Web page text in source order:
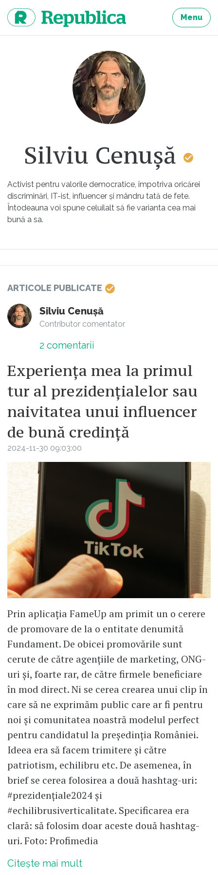
continut
Menu
Silviu Cenuşă
Activist pentru valorile democratice, împotriva oricărei
discriminări, IT-ist, influencer şi mândru tată de fete.
Întodeauna voi spune celuilalt să fie varianta cea mai
bună a sa.
ARTICOLE PUBLICATE
Silviu Cenuşă
Contributor comentator
2 comentarii
Experienţa mea la primul
tur al prezidenţialelor sau
naivitatea unui influencer
de bună credinţă
2024-11-30 09:03:00
Prin aplicația FameUp am primit un o cerere
de promovare de la o entitate denumită
Fundament. De obicei promovările sunt
cerute de către agențiile de marketing, ONG-
uri și, foarte rar, de către firmele beneficiare
în mod direct. Ni se cerea crearea unui clip în
care să ne exprimăm public care ar fi pentru
noi și comunitatea noastră modelul perfect
pentru candidatul la președinția României.
Ideea era să facem trimitere și către
patriotism, echilibru etc. De asemenea, în
brief se cerea folosirea a două hashtag-uri:
#prezidențiale2024 și
#echilibrusiverticalitate. Specificarea era
clară: să folosim doar aceste două hashtag-
uri. Foto: Profimedia
Citește mai mult